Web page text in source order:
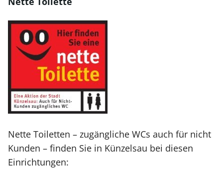
Nette Toiletten – zugängliche WCs auch für nicht
Kunden – finden Sie in Künzelsau bei diesen
Einrichtungen: